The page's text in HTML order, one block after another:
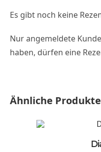
Es gibt noch keine
Nur angemeldete
haben, dürfen eine
Ähnliche Produkte